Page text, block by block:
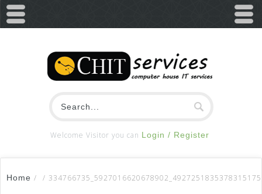
Welcome Visitor you can Login / Register
Home / /